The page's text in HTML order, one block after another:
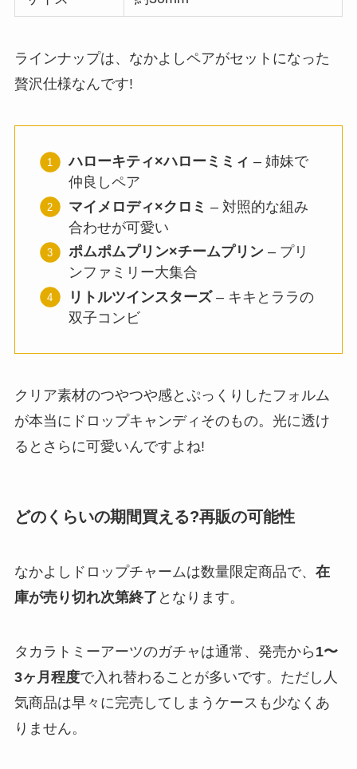
ラインナップは、なかよしペアがセットになった
贅沢仕様なんです!
ハローキティ×ハローミミィ – 姉妹で
仲良しペア
マイメロディ×クロミ – 対照的な組み
合わせが可愛い
ポムポムプリン×チームプリン – プリ
ンファミリー大集合
リトルツインスターズ– キキとララの
双子コンビ
クリア素材のつやつや感とぷっくりしたフォルム
が本当にドロップキャンディそのもの。光に透け
るとさらに可愛いんですよね!
どのくらいの期間買える?再販の可能性
なかよしドロップチャームは数量限定商品で、 在
庫が売り切れ次第終了 となります。
タカラトミーアーツのガチャは通常、発売から 1〜
3ヶ月程度で入れ替わることが多いです。ただし人
気商品は早々に完売してしまうケースも少なくあ
りません。